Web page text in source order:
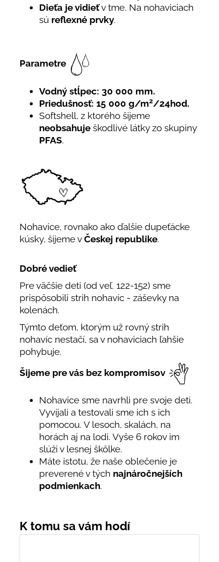
Dieťa je vidieťv tme. Na nohaviciach
sú reflexné prvky.
Parametre
Vodný stĺpec: 30 000 mm.
Priedušnosť: 15 000 g/m2/24hod.
Softshell, z ktorého šijeme
neobsahuje škodlivé látky zo skupiny
PFAS.
Nohavice, rovnako ako ďalšie dupeťácke
kúsky, šijeme vČeskej republike.
Dobré vedieť
Pre väčšie deti (od veľ. 122-152) sme
prispôsobili strih nohavíc - záševky na
kolenách.
Týmto deťom, ktorým už rovný strih
nohavíc nestačí, sa v nohaviciach ľahšie
pohybuje.
Šijeme pre vás bez kompromisov
Nohavice sme navrhli pre svoje deti.
Vyvíjali a testovali sme ich s ich
pomocou. V lesoch, skalách, na
horách aj na lodi. Vyše 6 rokov im
slúži v lesnej škôlke.
Máte istotu, že naše oblečenie je
preverené v tých najnáročnejších
podmienkach.